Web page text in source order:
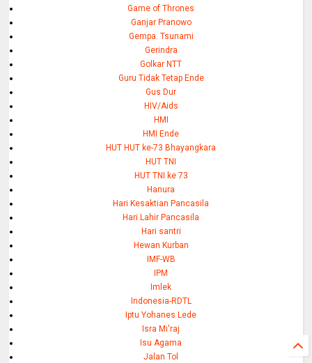
Game of Thrones
Ganjar Pranowo
Gempa. Tsunami
Gerindra
Golkar NTT
Guru Tidak Tetap Ende
Gus Dur
HIV/Aids
HMI
HMI Ende
HUT HUT ke-73 Bhayangkara
HUT TNI
HUT TNI ke 73
Hanura
Hari Kesaktian Pancasila
Hari Lahir Pancasila
Hari santri
Hewan Kurban
IMF-WB
IPM
Imlek
Indonesia-RDTL
Iptu Yohanes Lede
Isra Mi'raj
Isu Agama
Jalan Tol